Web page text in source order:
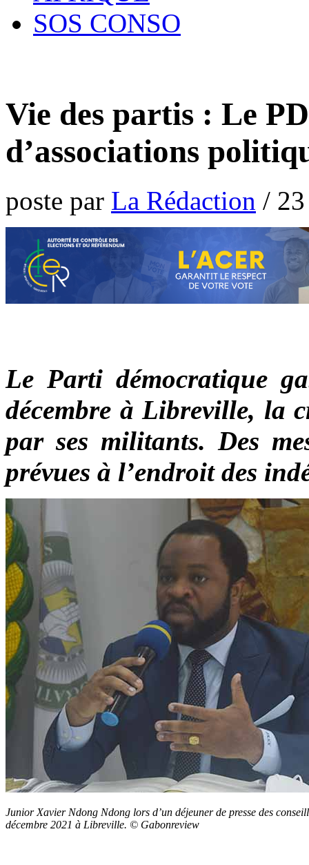
SOS CONSO
Vie des partis : Le
d’associations
poste par La Rédaction /
Le Parti démocratique
décembre à Libreville, la
par ses militants. Des
prévues à l’endroit des
Junior Xavier Ndong Ndong lors d’un déjeuner de presse des
décembre 2021 à Libreville. © Gabonreview